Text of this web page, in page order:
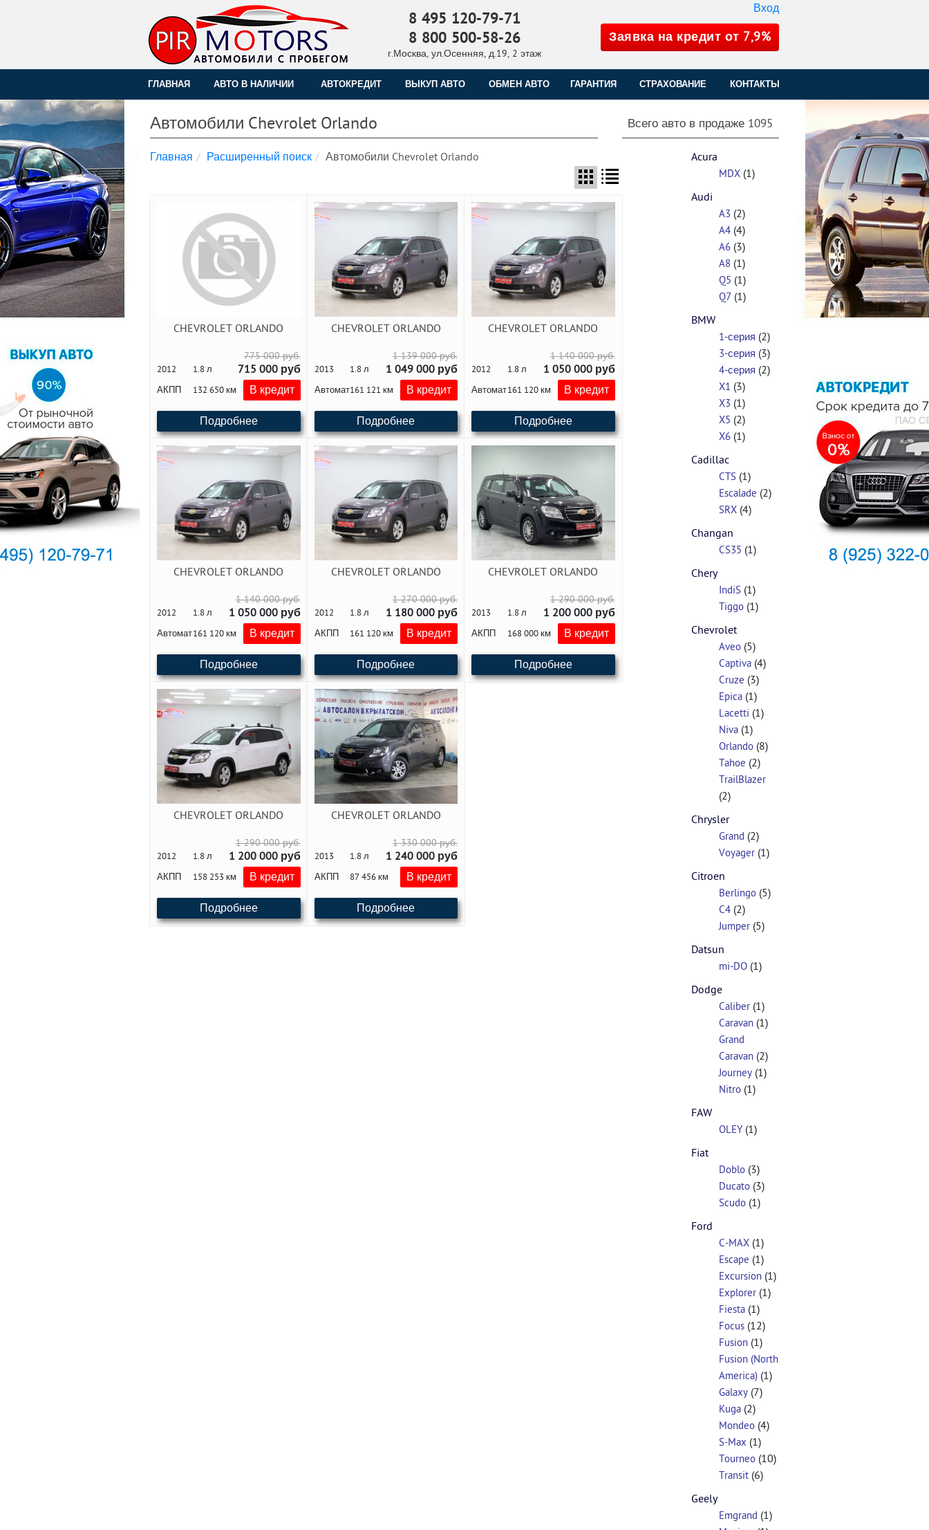
8 495 120-79-71
8 800 500-58-26
г.Москва, ул.Осенняя, д.19, 2 этаж
Вход
Заявка на кредит от 7,9%
ГЛАВНАЯ АВТО В НАЛИЧИИ АВТОКРЕДИТ ВЫКУП АВТО ОБМЕН АВТО ГАРАНТИЯ СТРАХОВАНИЕ КОНТАКТЫ
Автомобили Chevrolet Orlando
Главная Расширенный поиск Автомобили Chevrolet Orlando
CHEVROLET ORLANDO
775 000 руб.
2012 1.8 л 715 000 руб
АКПП 132 650 км В кредит
Подробнее
CHEVROLET ORLANDO
1 139 000 руб.
2013 1.8 л 1 049 000 руб
Автомат161 121 км В кредит
Подробнее
CHEVROLET ORLANDO
1 140 000 руб.
2012 1.8 л 1 050 000 руб
Автомат161 120 км В кредит
Подробнее
CHEVROLET ORLANDO
1 140 000 руб.
2012 1.8 л 1 050 000 руб
Автомат161 120 км В кредит
Подробнее
CHEVROLET ORLANDO
1 270 000 руб.
2012 1.8 л 1 180 000 руб
АКПП 161 120 км В кредит
Подробнее
CHEVROLET ORLANDO
1 290 000 руб.
2013 1.8 л 1 200 000 руб
АКПП 168 000 км В кредит
Подробнее
CHEVROLET ORLANDO
1 290 000 руб.
2012 1.8 л 1 200 000 руб
АКПП 158 253 км В кредит
Подробнее
CHEVROLET ORLANDO
1 330 000 руб.
2013 1.8 л 1 240 000 руб
АКПП 87 456 км В кредит
Подробнее
Всего авто в продаже 1095
Acura
MDX(1)
Audi
A3 (2)
A4(4)
A6(3)
A8 (1)
Q5 (1)
Q7(1)
BMW
1-серия (2)
3-серия (3)
4-серия (2)
X1 (3)
X3 (1)
X5 (2)
X6(1)
Cadillac
CTS(1)
Escalade (2)
SRX(4)
Changan
CS35 (1)
Chery
IndiS(1)
Tiggo(1)
Chevrolet
Aveo(5)
Captiva(4)
Cruze (3)
Epica(1)
Lacetti (1)
Niva(1)
Orlando(8)
Tahoe (2)
TrailBlazer
(2)
Chrysler
Grand (2)
Voyager(1)
Citroen
Berlingo(5)
C4(2)
Jumper(5)
Datsun
mi-DO(1)
Dodge
Caliber(1)
Caravan(1)
Grand
Caravan(2)
Journey(1)
Nitro(1)
FAW
OLEY(1)
Fiat
Doblo(3)
Ducato(3)
Scudo(1)
Ford
C-MAX(1)
Escape (1)
Excursion(1)
Explorer(1)
Fiesta(1)
Focus(12)
Fusion(1)
Fusion (North
America)(1)
Galaxy(7)
Kuga(2)
Mondeo(4)
S-Max (1)
Tourneo(10)
Transit(6)
Geely
Emgrand (1)